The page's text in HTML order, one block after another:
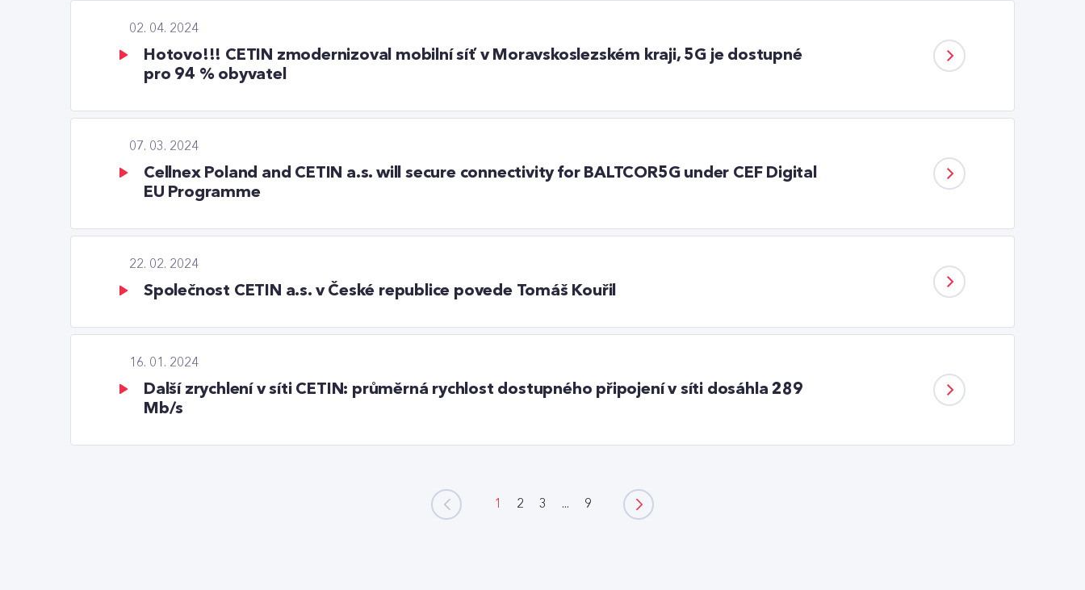
02. 04. 2024
Hotovo!!! CETIN zmodernizoval mobilní síť v Moravskoslezském kraji, 5G je dostupné
pro 94 % obyvatel
07. 03. 2024
Cellnex Poland and CETIN a.s. will secure connectivity for BALTCOR5G under CEF Digital
EU Programme
22. 02. 2024
Společnost CETIN a.s. v České republice povede Tomáš Kouřil
16. 01. 2024
Další zrychlení v síti CETIN: průměrná rychlost dostupného připojení v síti dosáhla 289
Mb/s
1 2 3 ... 9